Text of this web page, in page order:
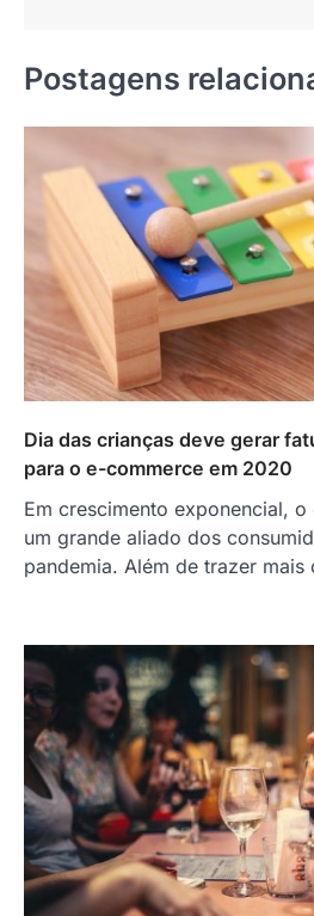
Postagens
Dia das crianças deve gerar
para o e-commerce em 2020
Em crescimento exponencial,
um grande aliado dos
pandemia. Além de trazer